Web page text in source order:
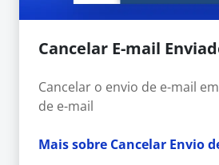
Cancelar E-mail
Cancelar o envio de e-mail
de e-mail
Mais sobre Cancelar Envio